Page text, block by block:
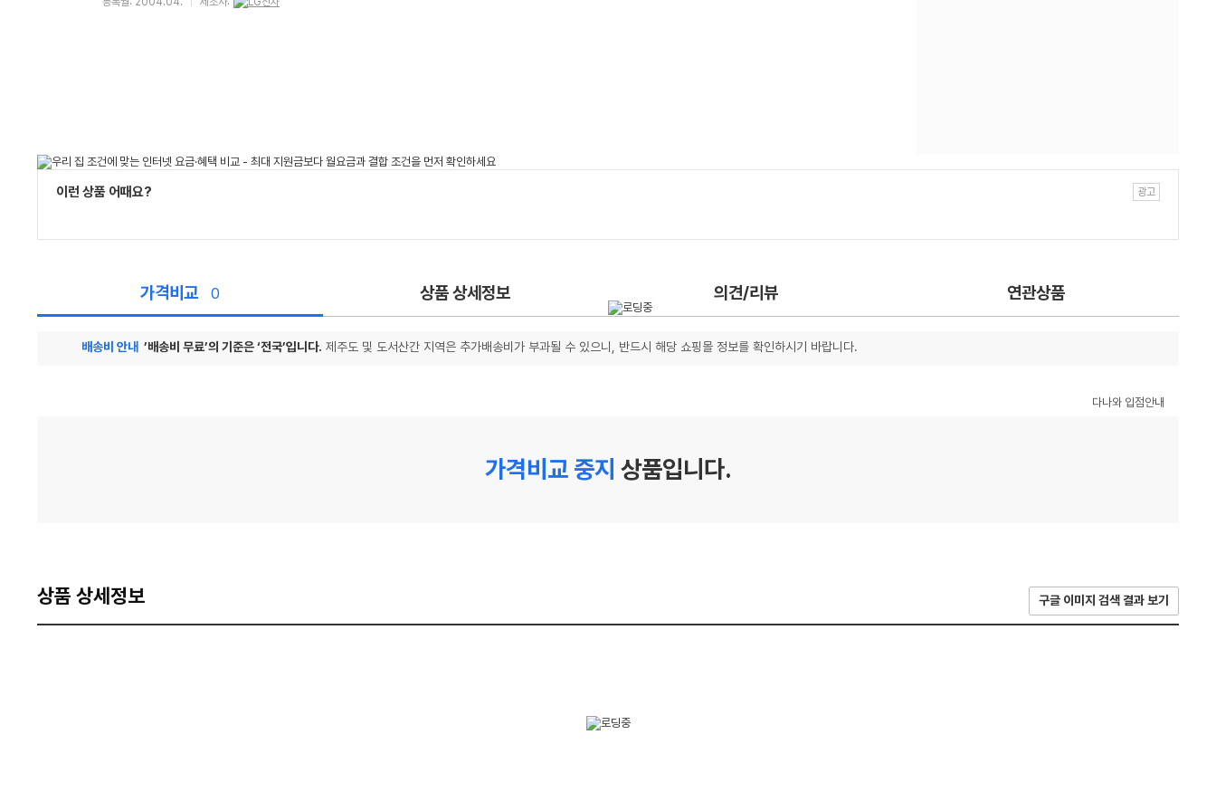
이런 상품 어때요?
가격비교 0 상품 상세정보 의견/리뷰 연관상품
배송비 안내 ’배송비 무료’의 기준은 ‘전국’입니다. 제주도 및 도서산간 지역은 추가배송비가 부과될 수 있으니, 반드시 해당 쇼핑몰 정보를 확인하시기 바랍니다.
다나와 입점안내
가격비교 중지 상품입니다.
상품 상세정보 구글 이미지 검색 결과 보기